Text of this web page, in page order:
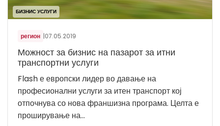
БИЗНИС УСЛУГИ
регион |07.05.2019
Можност за бизнис на пазарот за итни
транспортни услуги
Flash е европски лидер во давање на
професионални услуги за итен транспорт кој
отпочнува со нова франшизна програма. Целта е
проширување на...